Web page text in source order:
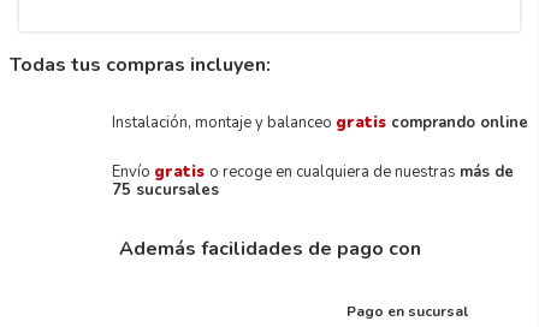
Todas tus compras incluyen:
Instalación, montaje y balanceo gratis comprando online
Envío gratis o recoge en cualquiera de nuestras más de
75 sucursales
Además facilidades de pago con
Pago en sucursal